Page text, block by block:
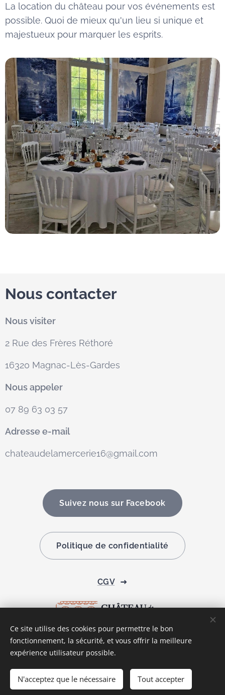
La location du château pour vos événements est
possible. Quoi de mieux qu'un lieu si unique et
majestueux pour marquer les esprits.
Nous contacter
Nous visiter
2 Rue des Frères Réthoré
16320 Magnac-Lès-Gardes
Nous appeler
07 89 63 03 57
Adresse e-mail
chateaudelamercerie16@gmail.com
Suivez nous sur Facebook
Politique de confidentialité
CGV
Cookies
Langues
English
Ce site utilise des cookies pour permettre le bon
fonctionnement, la sécurité, et vous offrir la meilleure
expérience utilisateur possible.
N'acceptez que le nécessaire Tout accepter